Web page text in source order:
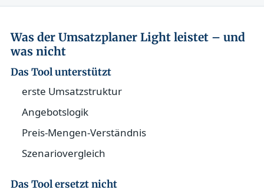
Was der Umsatzplaner Light leistet – und
was nicht
Das Tool unterstützt
erste Umsatzstruktur
Angebotslogik
Preis-Mengen-Verständnis
Szenariovergleich
Das Tool ersetzt nicht